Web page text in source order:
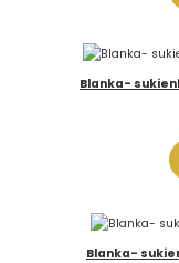
Blanka-
Blanka-